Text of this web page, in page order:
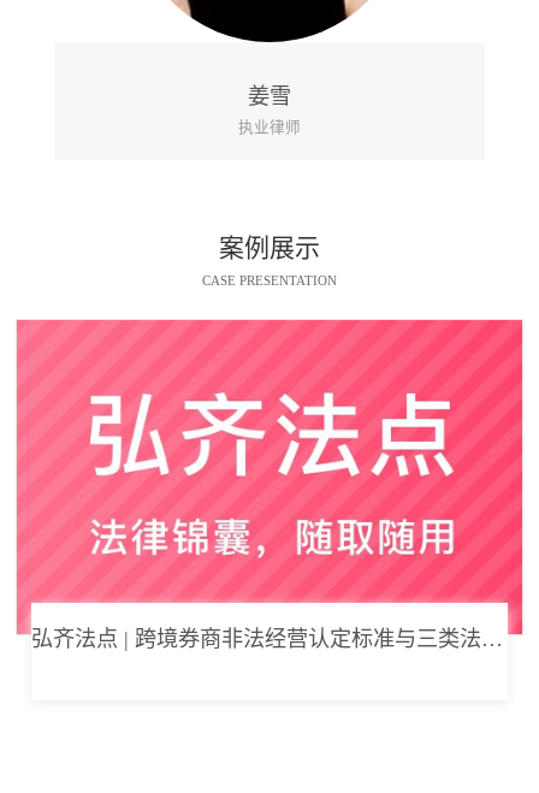
姜雪
执业律师
案例展示
CASE PRESENTATION
弘齐法点 | 跨境券商非法经营认定标准与三类法律风险边界